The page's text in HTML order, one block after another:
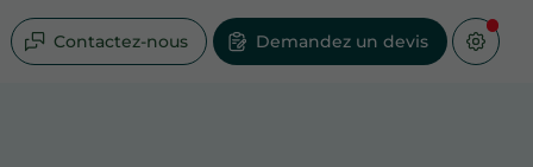
Contactez-nous Demandez un devis